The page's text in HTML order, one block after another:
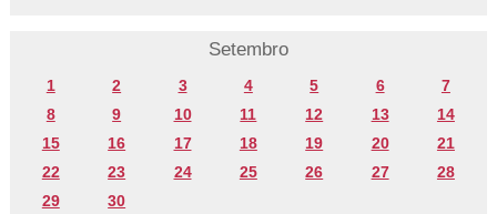
Setembro
1 2 3 4 5 6
7
8
9 10 11 12 13
14
15
16 17 18 19 20
21
22
23 24 25 26 27
28
29
30